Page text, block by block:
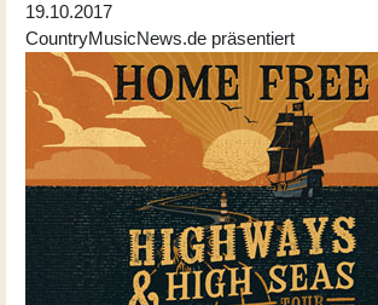
19.10.2017
CountryMusicNews.de präsentiert